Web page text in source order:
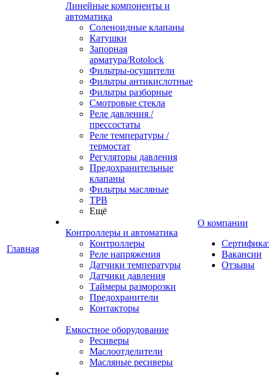
Главная
Линейные компоненты и
автоматика
Соленоидные клапаны
Катушки
Запорная
арматура/Rotolock
Фильтры-осушители
Фильтры антикислотные
Фильтры разборные
Смотровые стекла
Реле давления /
прессостаты
Реле температуры /
термостат
Регуляторы давления
Предохранительные
клапаны
Фильтры масляные
ТРВ
Ещё
Контроллеры и автоматика
Контроллеры
Реле напряжения
Датчики температуры
Датчики давления
Таймеры разморозки
Предохранители
Контакторы
Емкостное оборудование
Ресиверы
Маслоотделители
Масляные ресиверы
О компании
Вакансии
Отзывы